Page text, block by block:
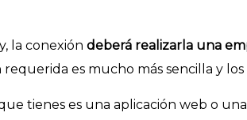
la conexión deberá realizarla una
es mucho más sencilla y
tienes es una aplicación web o